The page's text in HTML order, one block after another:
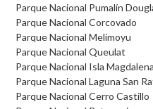
Parque Nacional Pumalín
Parque Nacional Corcovado
Parque Nacional Melimoyu
Parque Nacional Queulat
Parque Nacional Isla Magdalena
Parque Nacional Laguna San
Parque Nacional Cerro Castillo